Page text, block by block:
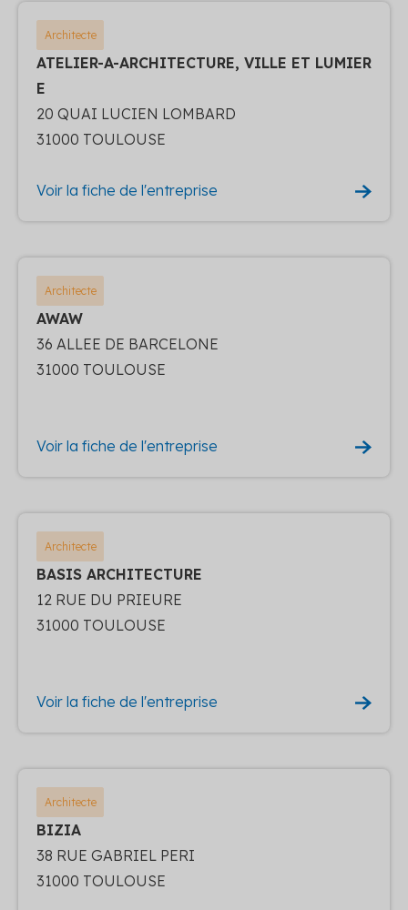
Architecte
ATELIER-A-ARCHITECTURE, VILLE ET LUMIER
E
20 QUAI LUCIEN LOMBARD
31000 TOULOUSE
Voir la fiche de l'entreprise
Architecte
AWAW
36 ALLEE DE BARCELONE
31000 TOULOUSE
Voir la fiche de l'entreprise
Architecte
BASIS ARCHITECTURE
12 RUE DU PRIEURE
31000 TOULOUSE
Voir la fiche de l'entreprise
Architecte
BIZIA
38 RUE GABRIEL PERI
31000 TOULOUSE